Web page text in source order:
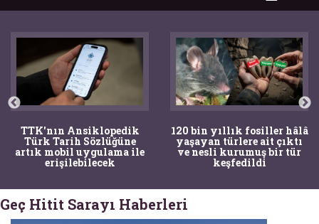
TTK'nın Ansiklopedik
Türk Tarih Sözlüğüne
artık mobil uygulama ile
erişilebilecek
120 bin yıllık fosiller hâlâ
yaşayan türlere ait çıktı
ve nesli kurumuş bir tür
keşfedildi
Geç Hitit Sarayı Haberleri